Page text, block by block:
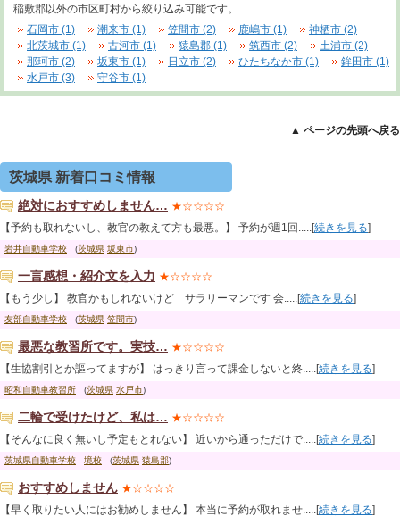
稲敷郡以外の市区町村から絞り込み可能です。
石岡市 (1)
潮来市 (1) 笠間市 (2) 鹿嶋市 (1)
神栖市 (2)
北茨城市 (1)
古河市 (1) 猿島郡 (1) 筑西市 (2)
土浦市 (2)
那珂市 (2)
坂東市 (1) 日立市 (2) ひたちなか市 (1)
鉾田市 (1)
水戸市 (3)
守谷市 (1)
▲ ページの先頭へ戻る
茨城県 新着口コミ情報
絶対におすすめしません… ★☆☆☆☆
【予約も取れないし、教官の教えて方も最悪。】 予約が週1回.....[続きを見る]
岩井自動車学校 (茨城県 坂東市)
一言感想・紹介文を入力 ★☆☆☆☆
【もう少し】 教官かもしれないけど サラリーマンです 会.....[続きを見る]
友部自動車学校 (茨城県 笠間市)
最悪な教習所です。実技… ★☆☆☆☆
【生協割引とか謳ってますが】 はっきり言って課金しないと終.....[続きを見る]
昭和自動車教習所 (茨城県 水戸市)
二輪で受けたけど、私は… ★☆☆☆☆
【そんなに良く無いし予定もとれない】 近いから通っただけで.....[続きを見る]
茨城県自動車学校 境校 (茨城県 猿島郡)
おすすめしません ★☆☆☆☆
【早く取りたい人にはお勧めしません】 本当に予約が取れませ.....[続きを見る]